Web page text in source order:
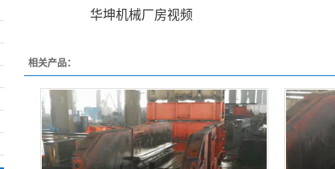
华坤机械厂房视频
相关产品：